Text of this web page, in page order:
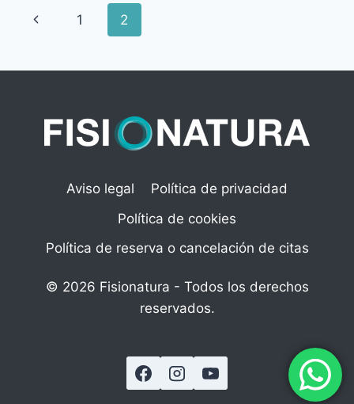
Navegación
Página
1 2
Aviso legal
Política de privacidad
Política de cookies
Política de reserva o cancelación de citas
© 2026 Fisionatura - Todos los derechos
reservados.